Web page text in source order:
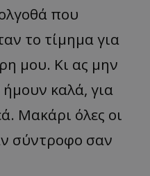
που
το τίμημα για
μου. Κι ας μην
ήμουν καλά, για
Μακάρι όλες οι
σύντροφο σαν